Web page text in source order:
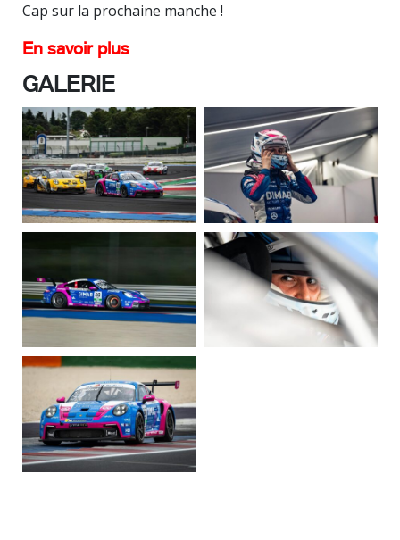
Cap sur la prochaine manche !
En savoir plus
GALERIE